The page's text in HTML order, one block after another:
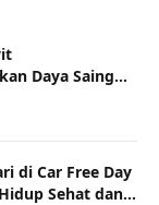
Daya Saing
di Car Free Day
Sehat dan